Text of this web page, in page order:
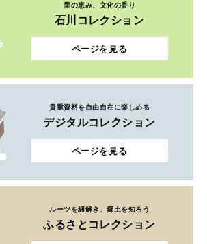
里の恵み、文化の香り
石川コレクション
ページを見る
貴重資料を自由自在に楽しめる
デジタルコレクション
ページを見る
ルーツを紐解き、郷土を知ろう
ふるさとコレクション